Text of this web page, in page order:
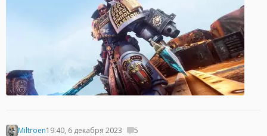
Miltroen19:40, 6 декабря 2023 5